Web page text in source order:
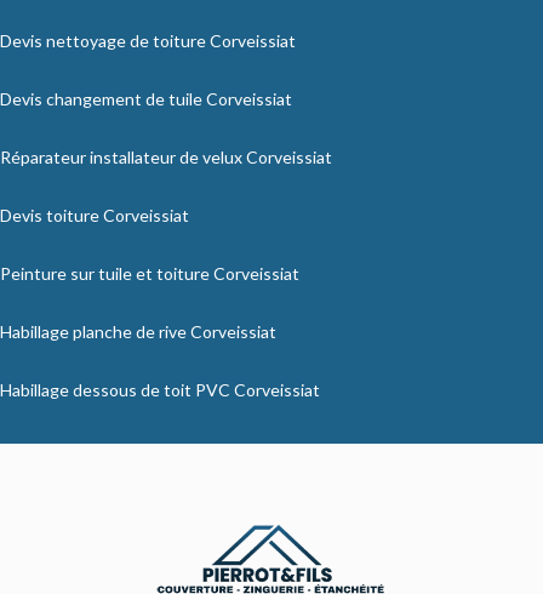
Devis nettoyage de toiture Corveissiat
Devis changement de tuile Corveissiat
Réparateur installateur de velux Corveissiat
Devis toiture Corveissiat
Peinture sur tuile et toiture Corveissiat
Habillage planche de rive Corveissiat
Habillage dessous de toit PVC Corveissiat